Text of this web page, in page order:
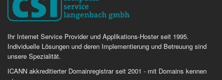
Ihr Internet Service Provider und Applikations-Hoster seit 1995.
Individuelle Lösungen und deren Implementierung und Betreuung sind
unsere Spezialität.
ICANN akkreditierter Domainregistrar seit 2001 - mit Domains kennen